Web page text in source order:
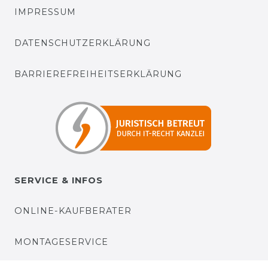
IMPRESSUM
DATENSCHUTZERKLÄRUNG
BARRIEREFREIHEITSERKLÄRUNG
SERVICE & INFOS
ONLINE-KAUFBERATER
MONTAGESERVICE